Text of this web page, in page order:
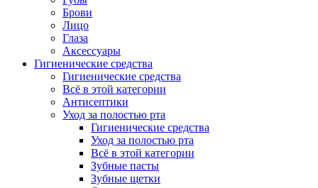
Брови
Лицо
Глаза
Аксессуары
Гигиенические средства
Гигиенические средства
Всё в этой категории
Антисептики
Уход за полостью рта
Гигиенические средства
Уход за полостью рта
Всё в этой категории
Зубные пасты
Зубные щетки